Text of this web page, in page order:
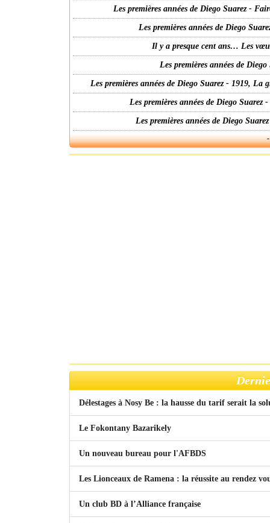
Les premières années de Diego Suarez -
Les premières années de Diego
Il y a presque cent ans… Les
Les premières années de
Les premières années de Diego Suarez - 1919,
Les premières années de Diego
Les premières années de Diego
Délestages à Nosy Be : la hausse du tarif serait la
Le Fokontany Bazarikely
Un nouveau bureau pour l'AFBDS
Les Lionceaux de Ramena : la réussite au rendez
Un club BD à l’Alliance française